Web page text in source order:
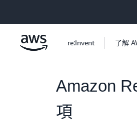
re:Invent 了解
Amazon
項